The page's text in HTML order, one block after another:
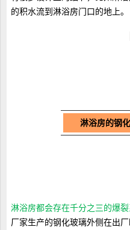
的积水流到淋浴房门口的地上。
淋浴房的钢
淋浴房都会存在千分之三的爆裂
厂家生产的钢化玻璃外侧在出